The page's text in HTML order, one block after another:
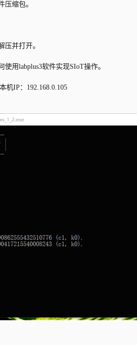
压缩包。
压并打开。
用labplus3软件实现SIoT操作。
机IP：192.168.0.105